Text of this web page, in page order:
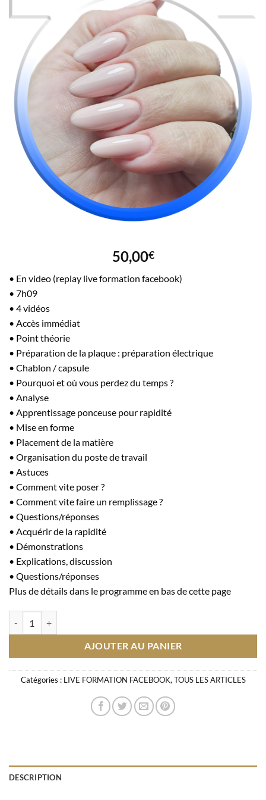
50,00€
• En video (replay live formation facebook)
• 7h09
• 4 vidéos
• Accès immédiat
• Point théorie
• Préparation de la plaque : préparation électrique
• Chablon / capsule
• Pourquoi et où vous perdez du temps ?
• Analyse
• Apprentissage ponceuse pour rapidité
• Mise en forme
• Placement de la matière
• Organisation du poste de travail
• Astuces
• Comment vite poser ?
• Comment vite faire un remplissage ?
• Questions/réponses
• Acquérir de la rapidité
• Démonstrations
• Explications, discussion
• Questions/réponses
Plus de détails dans le programme en bas de cette page
AJOUTER AU PANIER
Catégories : LIVE FORMATION FACEBOOK, TOUS LES ARTICLES
DESCRIPTION